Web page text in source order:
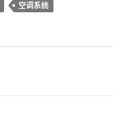
空调系统